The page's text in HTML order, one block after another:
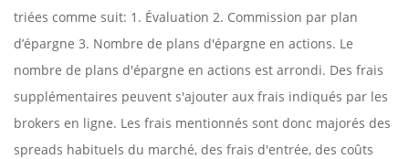
triées comme suit: 1. Évaluation 2. Commission par plan
d’épargne 3. Nombre de plans d'épargne en actions. Le
nombre de plans d'épargne en actions est arrondi. Des frais
supplémentaires peuvent s'ajouter aux frais indiqués par les
brokers en ligne. Les frais mentionnés sont donc majorés des
spreads habituels du marché, des frais d'entrée, des coûts